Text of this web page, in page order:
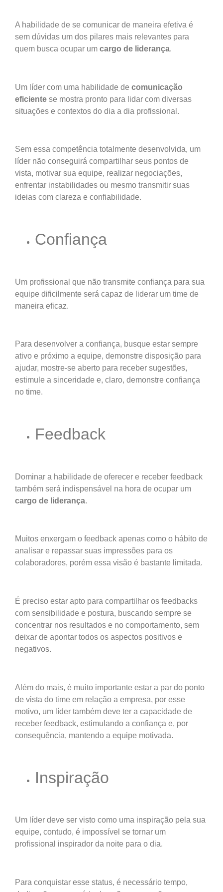
A habilidade de se comunicar de maneira efetiva é
sem dúvidas um dos pilares mais relevantes para
quem busca ocupar um cargo de liderança.
Um líder com uma habilidade de comunicação
eficiente se mostra pronto para lidar com diversas
situações e contextos do dia a dia profissional.
Sem essa competência totalmente desenvolvida, um
líder não conseguirá compartilhar seus pontos de
vista, motivar sua equipe, realizar negociações,
enfrentar instabilidades ou mesmo transmitir suas
ideias com clareza e confiabilidade.
Confiança
Um profissional que não transmite confiança para sua
equipe dificilmente será capaz de liderar um time de
maneira eficaz.
Para desenvolver a confiança, busque estar sempre
ativo e próximo a equipe, demonstre disposição para
ajudar, mostre-se aberto para receber sugestões,
estimule a sinceridade e, claro, demonstre confiança
no time.
Feedback
Dominar a habilidade de oferecer e receber feedback
também será indispensável na hora de ocupar um
cargo de liderança.
Muitos enxergam o feedback apenas como o hábito de
analisar e repassar suas impressões para os
colaboradores, porém essa visão é bastante limitada.
É preciso estar apto para compartilhar os feedbacks
com sensibilidade e postura, buscando sempre se
concentrar nos resultados e no comportamento, sem
deixar de apontar todos os aspectos positivos e
negativos.
Além do mais, é muito importante estar a par do ponto
de vista do time em relação a empresa, por esse
motivo, um líder também deve ter a capacidade de
receber feedback, estimulando a confiança e, por
consequência, mantendo a equipe motivada.
Inspiração
Um líder deve ser visto como uma inspiração pela sua
equipe, contudo, é impossível se tornar um
profissional inspirador da noite para o dia.
Para conquistar esse status, é necessário tempo,